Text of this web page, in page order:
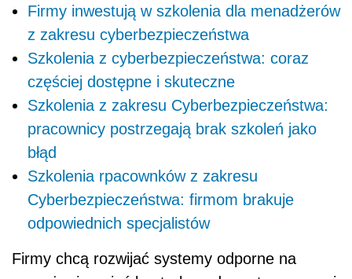
Firmy inwestują w szkolenia dla menadżerów
z zakresu cyberbezpieczeństwa
Szkolenia z cyberbezpieczeństwa: coraz
częściej dostępne i skuteczne
Szkolenia z zakresu Cyberbezpieczeństwa:
pracownicy postrzegają brak szkoleń jako
błąd
Szkolenia rpacownków z zakresu
Cyberbezpieczeństwa: firmom brakuje
odpowiednich specjalistów
Firmy chcą rozwijać systemy odporne na